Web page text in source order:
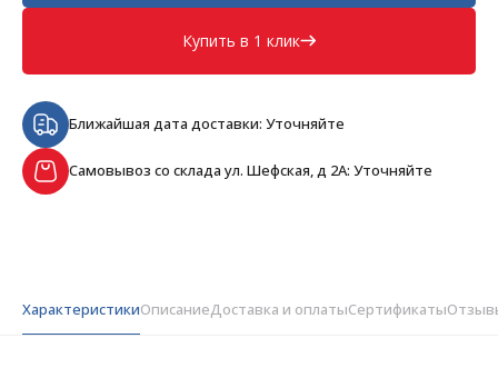
Купить в 1 клик
Ближайшая дата доставки: Уточняйте
Самовывоз со склада ул. Шефская, д 2А: Уточняйте
ХарактеристикиОписаниеДоставка и оплатыСертификаты